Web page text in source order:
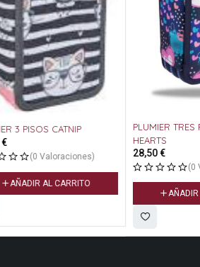
PLUMIER TRES PISOS STAMP
28,50€
(0 Valoraciones)
AÑADIR AL CARRITO